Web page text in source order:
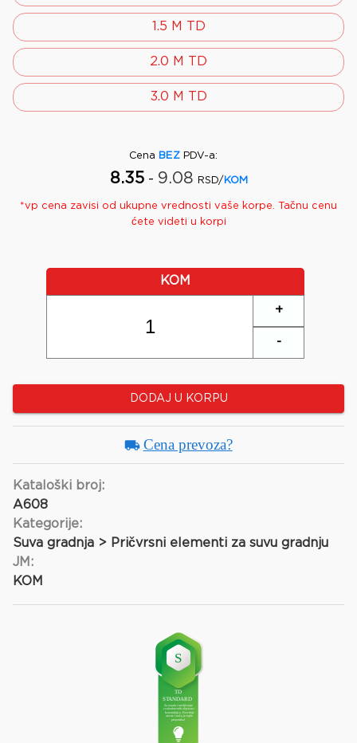
1.5 M TD
2.0 M TD
3.0 M TD
Cena BEZ PDV-a:
8.35- 9.08 RSD/ KOM
*vp cena zavisi od ukupne vrednosti vaše korpe. Tačnu cenu
ćete videti u korpi
KOM
+
-
DODAJ U KORPU
Cena prevoza?
Kataloški broj:
A608
Kategorije:
Suva gradnja > Pričvrsni elementi za suvu gradnju
JM:
KOM